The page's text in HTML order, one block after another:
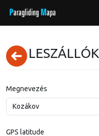
Megnevezés
GPS latitude